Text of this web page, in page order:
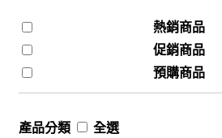
熱銷商品
促銷商品
預購商品
產品分類 全選